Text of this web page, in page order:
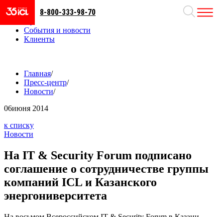
Направления
События и новости
Клиенты
8-800-333-98-70
Главная/
Пресс-центр/
Новости/
06июня 2014
к списку
Новости
На IT & Security Forum подписано
соглашение о сотрудничестве группы
компаний ICL и Казанского
энергониверситета